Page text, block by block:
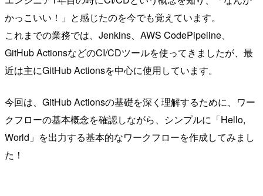
かっこいい！」と感じたのを今でも覚えています。
これまでの業務では、Jenkins、AWS CodePipeline、
GitHub ActionsなどのCI/CDツールを使ってきましたが、最
近は主にGitHub Actionsを中心に使用しています。
今回は、GitHub Actionsの基礎を深く理解するために、ワー
クフローの基本概念を確認しながら、シンプルに「Hello,
World」を出力する基本的なワークフローを作成してみまし
た！